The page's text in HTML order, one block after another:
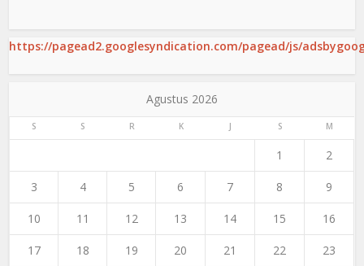
https://pagead2.googlesyndication.com/pagead/js/
Agustus 2026
S S R K J S M
1 2
3 4 5 6 7 8 9
10 11 12 13 14 15 16
17 18 19 20 21 22 23